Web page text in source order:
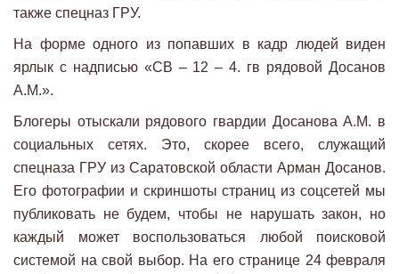
также спецназ ГРУ.
На форме одного из попавших в кадр людей виден
ярлык с надписью «СВ – 12 – 4. гв рядовой Досанов
А.М.».
Блогеры отыскали рядового гвардии Досанова А.М. в
социальных сетях. Это, скорее всего, служащий
спецназа ГРУ из Саратовской области Арман Досанов.
Его фотографии и скриншоты страниц из соцсетей мы
публиковать не будем, чтобы не нарушать закон, но
каждый может воспользоваться любой поисковой
системой на свой выбор. На его странице 24 февраля